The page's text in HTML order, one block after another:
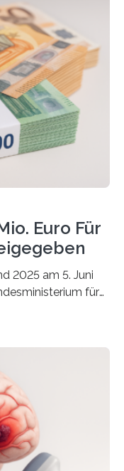
Euro Für
2025 am 5. Juni
für
in
– unter
und
Auf dem
5. Juni 2025 in